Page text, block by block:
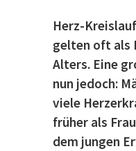
Herz-
gelten oft als
Alters. Eine
nun jedoch:
viele
früher als
dem jungen